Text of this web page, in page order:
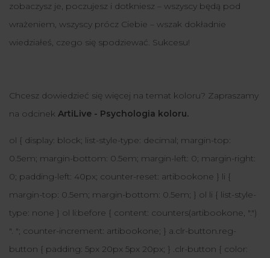
zobaczysz je, poczujesz i dotkniesz – wszyscy będą pod
wrażeniem, wszyscy prócz Ciebie – wszak dokładnie
wiedziałeś, czego się spodziewać. Sukcesu!
Chcesz dowiedzieć się więcej na temat koloru? Zapraszamy
na odcinek ArtiLive - Psychologia koloru.
ol { display: block; list-style-type: decimal; margin-top:
0.5em; margin-bottom: 0.5em; margin-left: 0; margin-right:
0; padding-left: 40px; counter-reset: artibookone } li {
margin-top: 0.5em; margin-bottom: 0.5em; } ol li { list-style-
type: none } ol li:before { content: counters(artibookone, ".")
". "; counter-increment: artibookone; } a.clr-button.reg-
button { padding: 5px 20px 5px 20px; } .clr-button { color: